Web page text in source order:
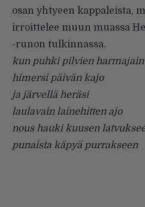
osan yhtyeen kappaleista,
irroittelee muun muassa
-runon tulkinnassa.
kun puhki pilvien harmajain
himersi päivän kajo
ja järvellä heräsi
laulavain lainehitten ajo
nous hauki kuusen
punaista käpyä purrakseen